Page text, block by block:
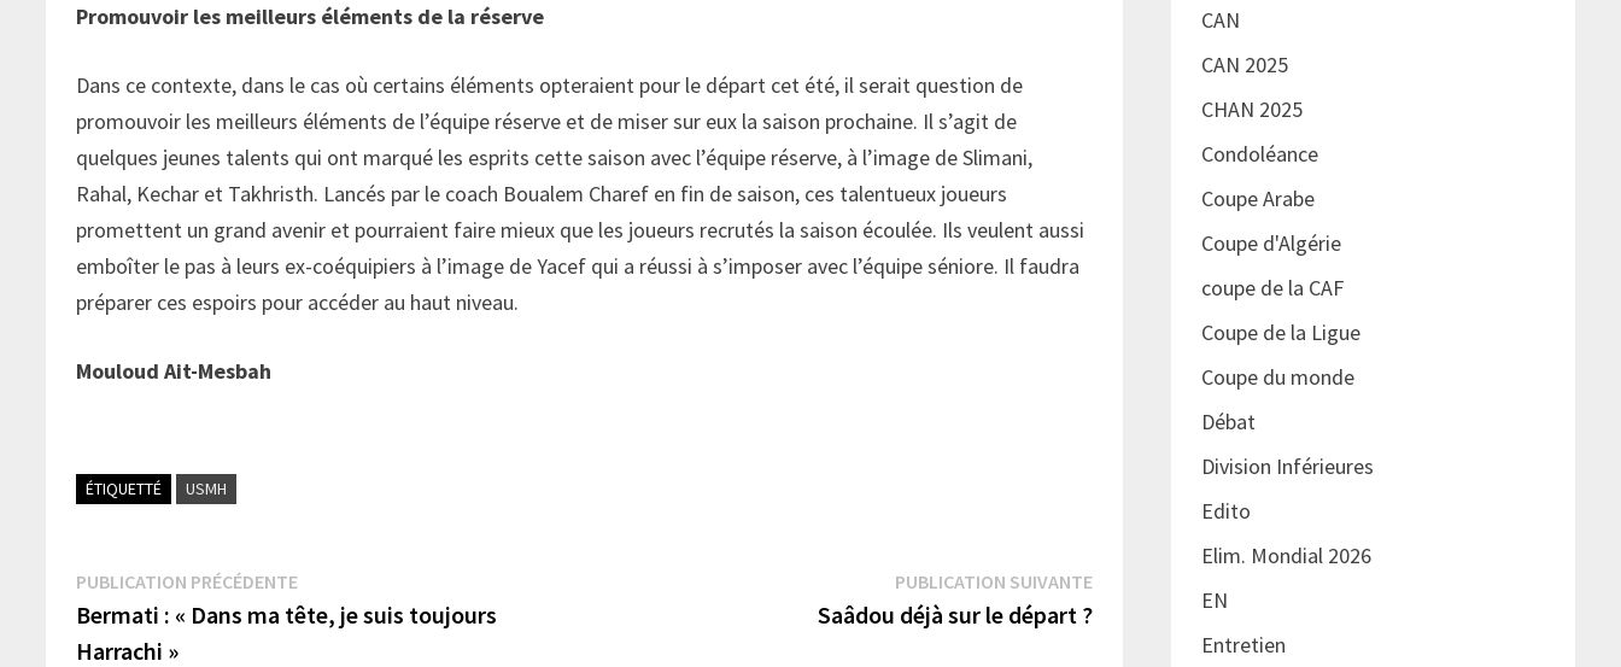
Promouvoir les meilleurs éléments de la réserve
Dans ce contexte, dans le cas où certains éléments opteraient pour le départ cet été, il serait question de
promouvoir les meilleurs éléments de l’équipe réserve et de miser sur eux la saison prochaine. Il s’agit de
quelques jeunes talents qui ont marqué les esprits cette saison avec l’équipe réserve, à l’image de Slimani,
Rahal, Kechar et Takhristh. Lancés par le coach Boualem Charef en fin de saison, ces talentueux joueurs
promettent un grand avenir et pourraient faire mieux que les joueurs recrutés la saison écoulée. Ils veulent aussi
emboîter le pas à leurs ex-coéquipiers à l’image de Yacef qui a réussi à s’imposer avec l’équipe séniore. Il faudra
préparer ces espoirs pour accéder au haut niveau.
Mouloud Ait-Mesbah
ÉTIQUETTÉ USMH
Navigation
de
PUBLICATION PRÉCÉDENTEPublication
précédente :
Bermati : « Dans ma tête, je suis toujours
Harrachi »
PUBLICATION SUIVANTEPublication
suivante :
Saâdou déjà sur le départ ?
CAN
CAN 2025
CHAN 2025
Condoléance
Coupe Arabe
Coupe d'Algérie
coupe de la CAF
Coupe de la Ligue
Coupe du monde
Débat
Division Inférieures
Edito
Elim. Mondial 2026
EN
Entretien